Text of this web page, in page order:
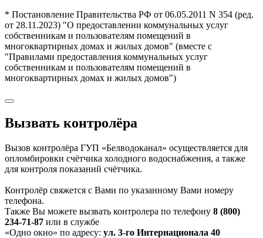
* Постановление Правительства РФ от 06.05.2011 N 354 (ред.
от 28.11.2023) "О предоставлении коммунальных услуг
собственникам и пользователям помещений в
многоквартирных домах и жилых домов" (вместе с
"Правилами предоставления коммунальных услуг
собственникам и пользователям помещений в
многоквартирных домах и жилых домов")
Вызвать контролёра
Вызов контролёра ГУП «Белводоканал» осуществляется для
опломбировки счётчика холодного водоснабжения, а также
для контроля показаний счётчика.
Контролёр свяжется с Вами по указанному Вами номеру
телефона.
Также Вы можете вызвать контролера по телефону 8 (800)
234-71-87 или в службе
«Одно окно» по адресу: ул. 3-го Интернационала 40